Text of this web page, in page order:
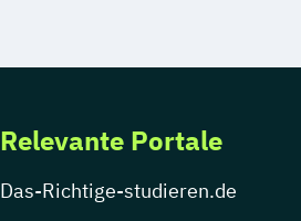
Relevante Portale
Das-Richtige-studieren.de